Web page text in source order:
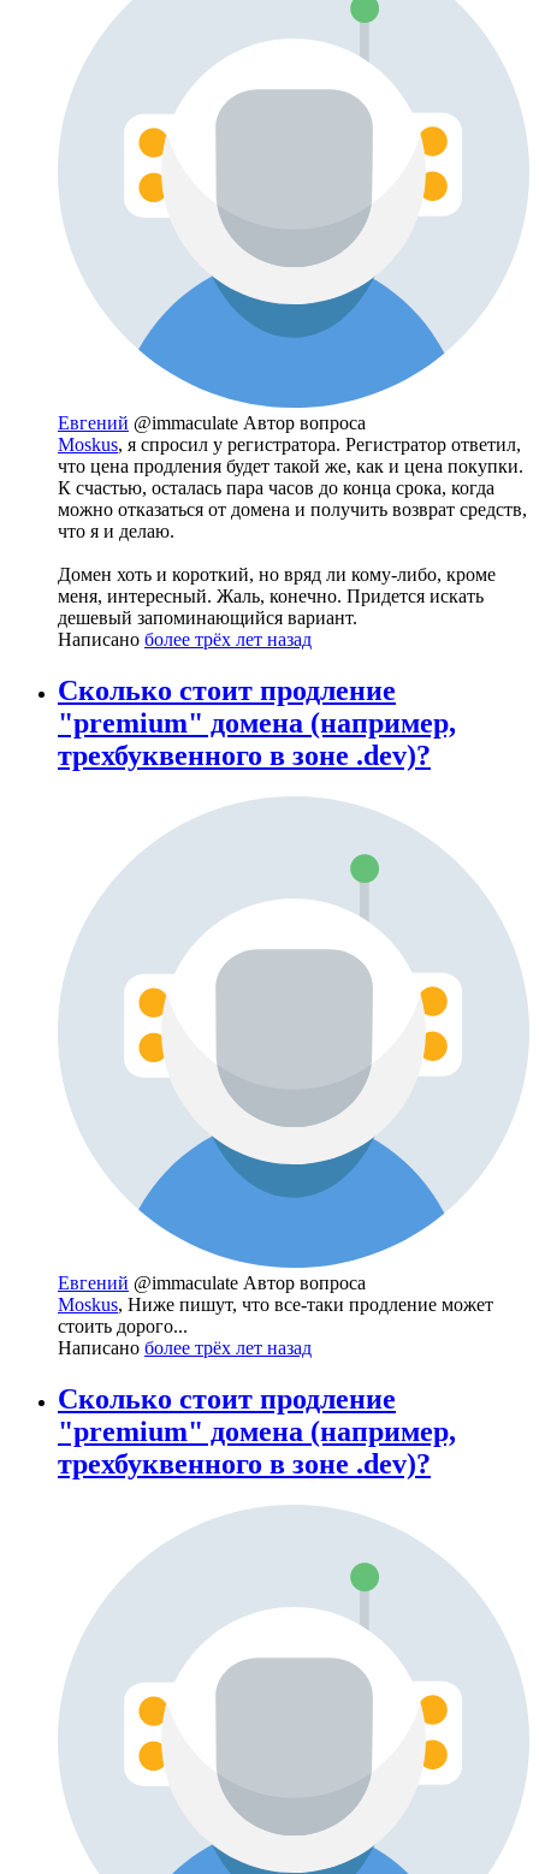
Евгений @immaculate Автор вопроса
Moskus, я спросил у регистратора. Регистратор ответил,
что цена продления будет такой же, как и цена покупки.
К счастью, осталась пара часов до конца срока, когда
можно отказаться от домена и получить возврат средств,
что я и делаю.
Домен хоть и короткий, но вряд ли кому-либо, кроме
меня, интересный. Жаль, конечно. Придется искать
дешевый запоминающийся вариант.
Написано более трёх лет назад
Сколько стоит продление
"premium" домена (например,
трехбуквенного в зоне .dev)?
Евгений @immaculate Автор вопроса
Moskus, Ниже пишут, что все-таки продление может
стоить дорого...
Написано более трёх лет назад
Сколько стоит продление
"premium" домена (например,
трехбуквенного в зоне .dev)?